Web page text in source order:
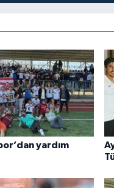
yardım